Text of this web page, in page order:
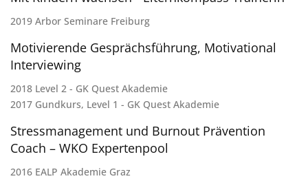
2019 Arbor Seminare Freiburg
Motivierende Gesprächsführung, Motivational
Interviewing
2018 Level 2 - GK Quest Akademie
2017 Gundkurs, Level 1 - GK Quest Akademie
Stressmanagement und Burnout Prävention
Coach – WKO Expertenpool
2016 EALP Akademie Graz